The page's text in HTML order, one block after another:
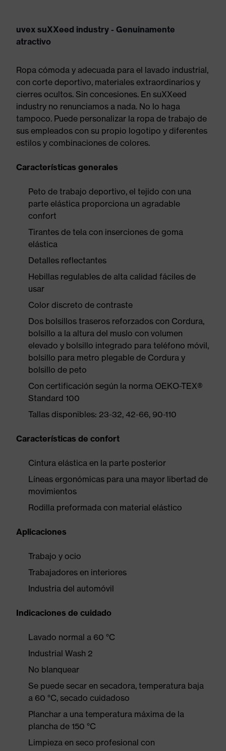
uvex suXXeed industry - Genuinamente
atractivo
Ropa cómoda y adecuada para el lavado industrial,
con corte deportivo, materiales extraordinarios y
cierres ocultos. Sin concesiones. En suXXeed
industry no renunciamos a nada. No lo haga
tampoco. Puede personalizar la ropa de trabajo de
sus empleados con su propio logotipo y diferentes
estilos y combinaciones de colores.
Características generales
Peto de trabajo deportivo, el tejido con una
parte elástica proporciona un agradable
confort
Tirantes de tela con inserciones de goma
elástica
Detalles reflectantes
Hebillas regulables de alta calidad fáciles de
usar
Color discreto de contraste
Dos bolsillos traseros reforzados con Cordura,
bolsillo a la altura del muslo con volumen
elevado y bolsillo integrado para teléfono móvil,
bolsillo para metro plegable de Cordura y
bolsillo de peto
Con certificación según la norma OEKO-TEX®
Standard 100
Tallas disponibles: 23-32, 42-66, 90-110
Características de confort
Cintura elástica en la parte posterior
Líneas ergonómicas para una mayor libertad de
movimientos
Rodilla preformada con material elástico
Aplicaciones
Trabajo y ocio
Trabajadores en interiores
Industria del automóvil
Indicaciones de cuidado
Lavado normal a 60 °C
Industrial Wash 2
No blanquear
Se puede secar en secadora, temperatura baja
a 60 °C, secado cuidadoso
Planchar a una temperatura máxima de la
plancha de 150 °C
Limpieza en seco profesional con